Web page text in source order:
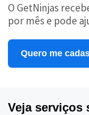
O GetNinjas
por mês e pode
Quero me
Veja serviços